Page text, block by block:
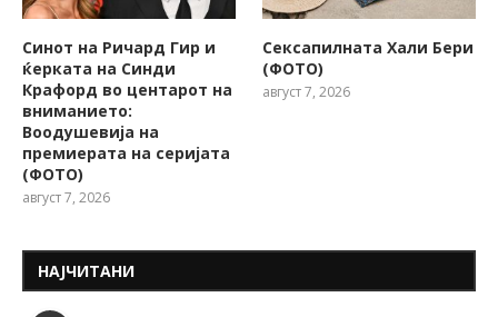
Синот на Ричард Гир и
ќерката на Синди
Крафорд во центарот на
вниманието:
Воодушевија на
премиерата на серијата
(ФОТО)
август 7, 2026
Сексапилната Хали Бери
(ФОТО)
август 7, 2026
НАЈЧИТАНИ